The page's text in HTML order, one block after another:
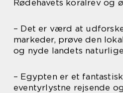
Rødehavets koralrev og
– Det er værd at
markeder, prøve den
og nyde landets
– Egypten er et
eventyrlystne rejsende